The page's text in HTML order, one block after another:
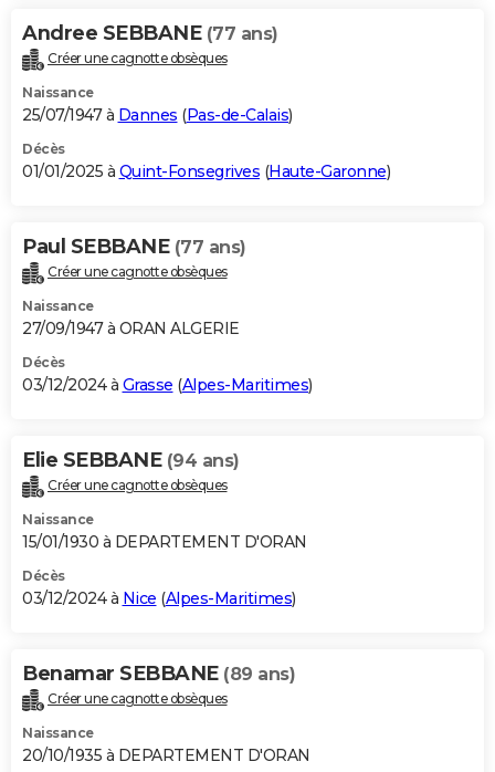
Andree SEBBANE (77 ans)
Créer une cagnotte obsèques
Naissance
25/07/1947 à Dannes (Pas-de-Calais)
Décès
01/01/2025 à Quint-Fonsegrives (Haute-Garonne)
Paul SEBBANE (77 ans)
Créer une cagnotte obsèques
Naissance
27/09/1947 à ORAN ALGERIE
Décès
03/12/2024 à Grasse (Alpes-Maritimes)
Elie SEBBANE (94 ans)
Créer une cagnotte obsèques
Naissance
15/01/1930 à DEPARTEMENT D'ORAN
Décès
03/12/2024 à Nice (Alpes-Maritimes)
Benamar SEBBANE (89 ans)
Créer une cagnotte obsèques
Naissance
20/10/1935 à DEPARTEMENT D'ORAN